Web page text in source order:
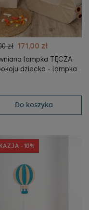
zł 171,00 zł
lampka TĘCZA
dziecka - lampka
Do koszyka
-10%